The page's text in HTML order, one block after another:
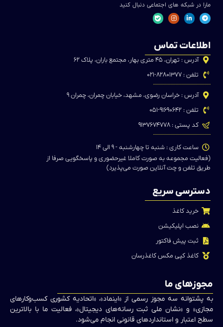
مارا در شبکه های اجتماعی دنبال کنید
اطلاعات تماس
آدرس : تهران، ۴۵ متری بهار، مجتمع باران، پلاک ۶۲
تلفن : ۸۲۸۰۱۳۷۷-۰۲۱
آدرس : خراسان رضوی، مشهد، خیابان چمران، چمران ۹
تلفن : ۹۱۶۹۰۶۴۲-۰۵۱
کد پستی : ۹۱۳۷۶۷۴۷۷۸
ساعت کاری : شنبه تا چهارشنبه - ۹ الی ۱۴
(فعالیت مجموعه به صورت کاملا غیرحضوری و پاسخگویی صرفا از
طریق تلفن و چت آنلاین صورت می‌پذیرد)
دسترسی سریع
خرید کاغذ
نصب اپلیکیشن
ثبت پیش فاکتور
کاغذ کپی مکس کاغذرسان
مجوزهای ما
به پشتوانه سه مجوز رسمی از «اینماد»، «اتحادیه کشوری کسب‌وکارهای
مجازی» و «نشان ملی ثبت رسانه‌های دیجیتال»، فعالیت ما با بالاترین
سطح اعتبار و استانداردهای قانونی انجام می‌شود.